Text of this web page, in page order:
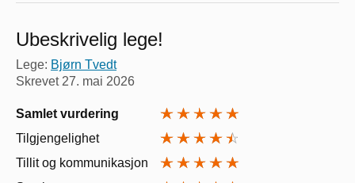
Ubeskrivelig lege!
Lege: Bjørn Tvedt
Skrevet 27. mai 2026
Samlet vurdering
Tilgjengelighet
Tillit og kommunikasjon